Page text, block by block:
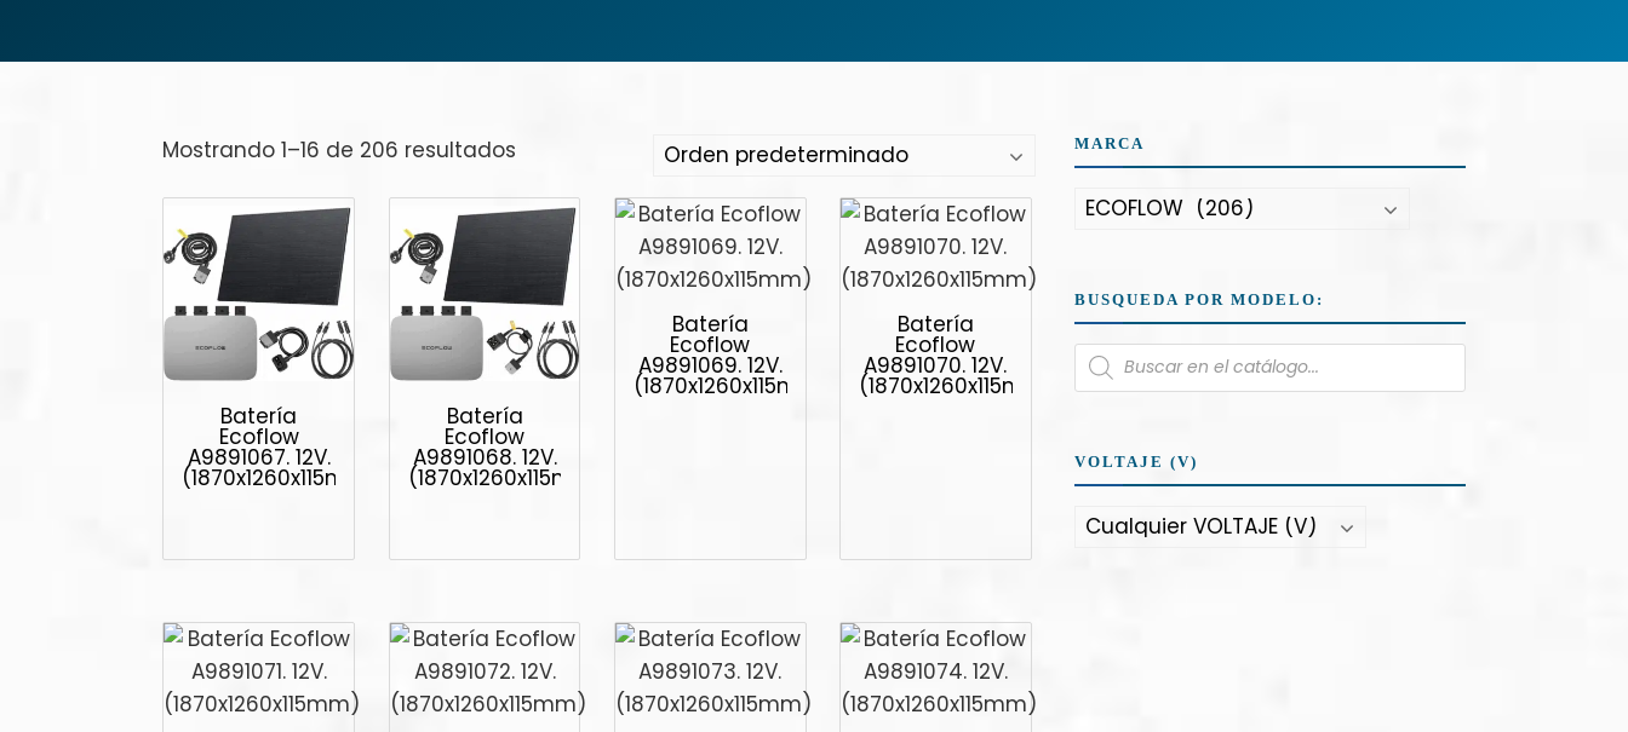
Mostrando 1–16 de 206 resultados
Batería
Ecoflow
A9891067. 12V.
(1870x1260x115mm)
Batería
Ecoflow
A9891068. 12V.
(1870x1260x115mm)
Batería
Ecoflow
A9891069. 12V.
(1870x1260x115mm)
Batería
Ecoflow
A9891070. 12V.
(1870x1260x115mm)
MARCA
BUSQUEDA POR MODELO:
VOLTAJE (V)